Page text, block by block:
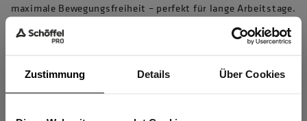
Zustimmung Details Über Cookies
maximale Bewegungsfreiheit – perfekt für lange Arbeitstage.
Für alle, die auf Langlebigkeit, Funktionalität und
verantwortungsbewusste Arbeitskleidung setzen.
Artikelnummer 10033348 , Modellnummer 7517